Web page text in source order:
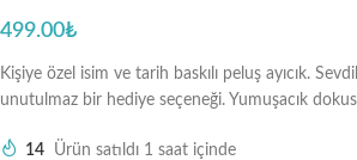
499.00₺
Kişiye özel isim ve tarih baskılı peluş ayıcık.
unutulmaz bir hediye seçeneği. Yumuşacık
14 Ürün satıldı 1 saat içinde